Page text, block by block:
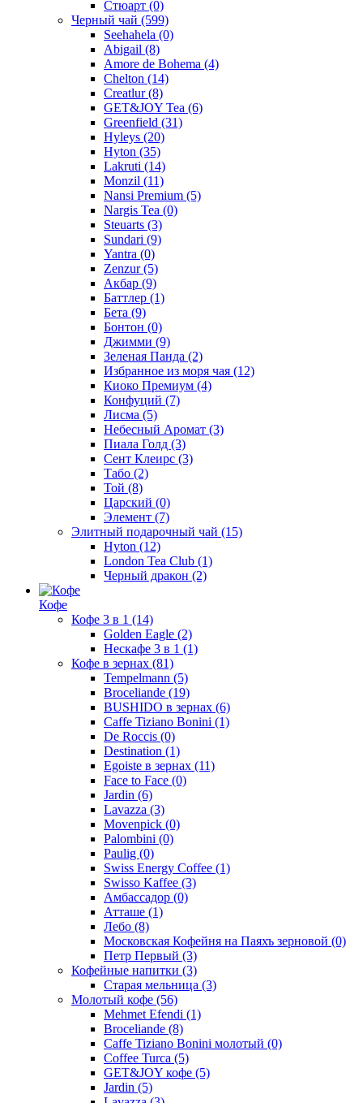
Стюарт (0)
Черный чай (599)
Seehahela (0)
Abigail (8)
Amore de Bohema (4)
Chelton (14)
Creatlur(8)
GET&JOY Tea (6)
Greenfield (31)
Hyleys (20)
Hyton (35)
Lakruti (14)
Monzil (11)
Nansi Premium (5)
Nargis Tea (0)
Steuarts (3)
Sundari (9)
Yantra (0)
Zenzur(5)
Акбар (9)
Баттлер (1)
Бета (9)
Бонтон (0)
Джимми (9)
Зеленая Панда (2)
Избранное из моря чая (12)
Киоко Премиум (4)
Конфуций (7)
Лисма (5)
Небесный Аромат (3)
Пиала Голд (3)
Сент Клеирс (3)
Табо (2)
Той (8)
Царский (0)
Элемент (7)
Элитный подарочный чай (15)
Hyton (12)
London Tea Club (1)
Черный дракон (2)
Кофе
Кофе 3 в 1 (14)
Golden Eagle (2)
Нескафе 3 в 1 (1)
Кофе в зернах (81)
Tempelmann (5)
Broceliande (19)
BUSHIDO в зернах (6)
Caffe Tiziano Bonini (1)
De Roccis (0)
Destination (1)
Egoiste в зернах (11)
Face to Face (0)
Jardin (6)
Lavazza (3)
Movenpick (0)
Palombini (0)
Paulig (0)
Swiss Energy Coffee (1)
Swisso Kaffee (3)
Амбассадор (0)
Атташе (1)
Лебо (8)
Московская Кофейня на Паяхъ зерновой (0)
Петр Первый (3)
Кофейные напитки (3)
Старая мельница (3)
Молотый кофе (56)
Mehmet Efendi (1)
Broceliande (8)
Caffe Tiziano Bonini молотый (0)
Coffee Turca (5)
GET&JOY кофе (5)
Jardin (5)